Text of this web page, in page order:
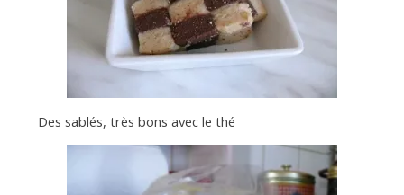
Des sablés, très bons avec le thé